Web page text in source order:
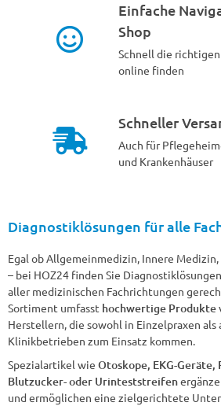
Einfache
Shop
Schnell die
online finden
Schneller
Auch für
und Krankenhäuser
Diagnostiklösungen für alle
Egal ob Allgemeinmedizin, Innere
– bei HOZ24 finden Sie
aller medizinischen Fachrichtungen
Sortiment umfasst hochwertige Produkte
Herstellern, die sowohl in Einzelpraxen als
Klinikbetrieben zum Einsatz kommen.
Spezialartikel wie Otoskope, EKG-Geräte,
Blutzucker- oder Urinteststreifen
und ermöglichen eine zielgerichtete